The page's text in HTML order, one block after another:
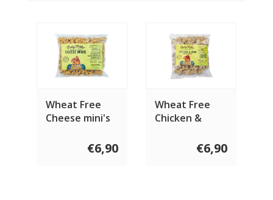
Wheat Free
Cheese mini's
€6,90
Wheat Free
Chicken &
400 gram€6,90